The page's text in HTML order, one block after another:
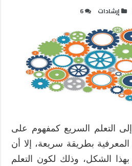
إرشادات 6
التعلم السريع كمفهوم على
بطريقة سريعة، إلا أن
الشكل، وذلك لكون التعلم